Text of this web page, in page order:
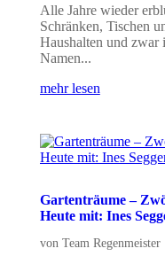
Alle Jahre wieder
Schränken, Tischen
Haushalten und zwar
Namen...
mehr lesen
Gartenträume –
Heute mit: Ines
von Team Regenmeister|